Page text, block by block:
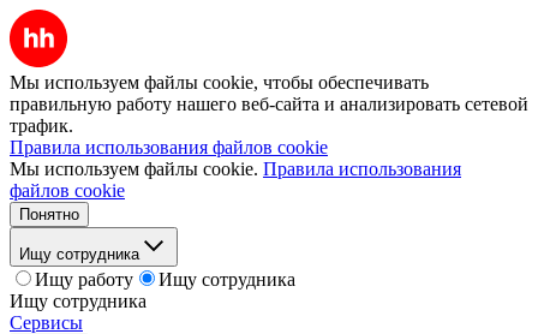
Мы используем файлы cookie, чтобы обеспечивать
правильную работу нашего веб-сайта и анализировать сетевой
трафик.
Правила использования файлов cookie
Мы используем файлы cookie. Правила использования
файлов cookie
Понятно
Ищу сотрудника
Ищу работу
Ищу сотрудника
Ищу сотрудника
Сервисы